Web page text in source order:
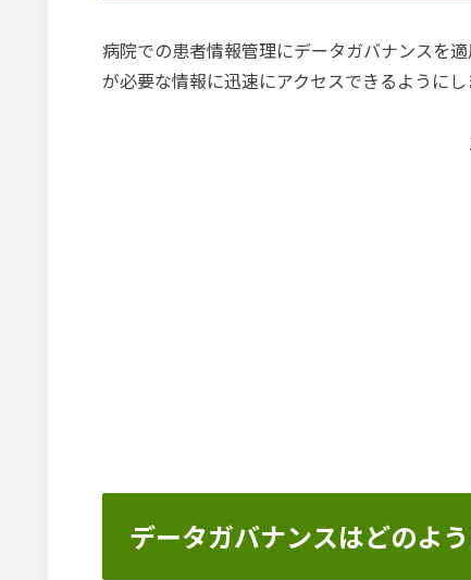
病院での患者情報管理にデータガバナンスを
が必要な情報に迅速にアクセスできるようにし
データガバナンスはどのよ